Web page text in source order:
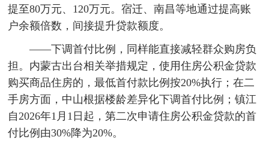
提至80万元、120万元。宿迁、南昌等地通过提高账
户余额倍数，间接提升贷款额度。
——下调首付比例，同样能直接减轻群众购房负
担。内蒙古出台相关举措规定，使用住房公积金贷款
购买商品住房的，最低首付款比例按20%执行；在二
手房方面，中山根据楼龄差异化下调首付比例；镇江
自2026年1月1日起，第二次申请住房公积金贷款的首
付比例由30%降为20%。